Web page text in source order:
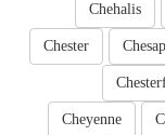
Chehalis
Chester
Cheyenne